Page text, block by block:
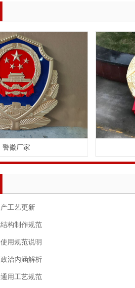
警徽厂家
工艺更新
构制作规范
用规范说明
治内涵解析
用工艺规范